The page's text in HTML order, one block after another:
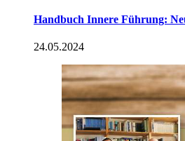
Handbuch Innere Führung:
24.05.2024